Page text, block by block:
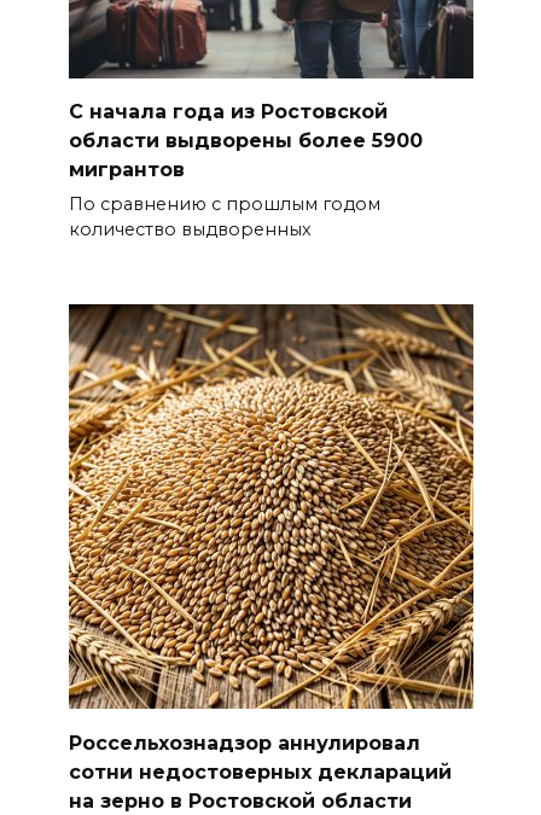
С начала года из Ростовской
области выдворены более 5900
мигрантов
По сравнению с прошлым годом
количество выдворенных
Россельхознадзор аннулировал
сотни недостоверных деклараций
на зерно в Ростовской области